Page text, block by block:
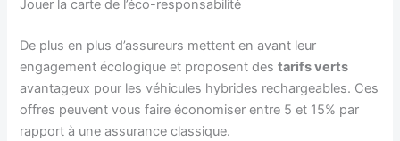
Jouer la carte de l’éco-responsabilité
De plus en plus d’assureurs mettent en avant leur
engagement écologique et proposent destarifs verts
avantageux pour les véhicules hybrides rechargeables. Ces
offres peuvent vous faire économiser entre 5 et 15% par
rapport à une assurance classique.